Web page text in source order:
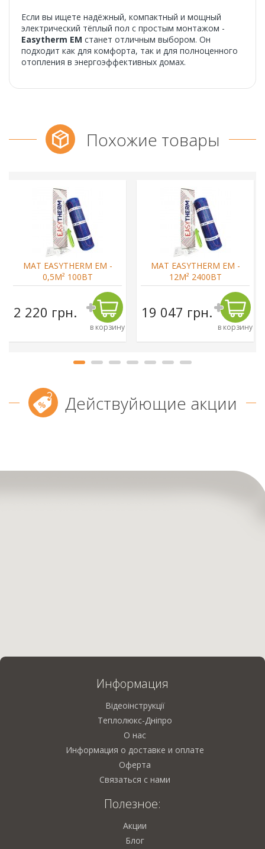
Если вы ищете надёжный, компактный и мощный
электрический тёплый пол с простым монтажом -
Easytherm EM станет отличным выбором. Он
подходит как для комфорта, так и для полноценного
отопления в энергоэффективных домах.
Похожие товары
МАТ EASYTHERM EM -
0,5М² 100ВТ
2 220 грн.
в корзину
МАТ EASYTHERM EM -
12М² 2400ВТ
19 047 грн.
в корзину
Действуйющие акции
Информация
Відеоінструкції
Теплолюкс-Дніпро
О нас
Информация о доставке и оплате
Оферта
Связаться с нами
Полезное:
Акции
Блог